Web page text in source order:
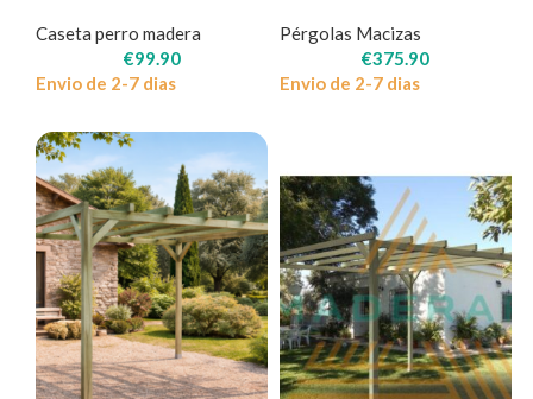
Caseta perro madera
€99.90
Envio de 2-7 dias
Pérgolas Macizas
€375.90
Envio de 2-7 dias